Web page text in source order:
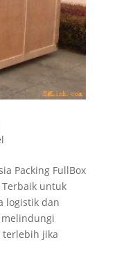
Packing FullBox
Terbaik untuk
logistik dan
terlebih jika